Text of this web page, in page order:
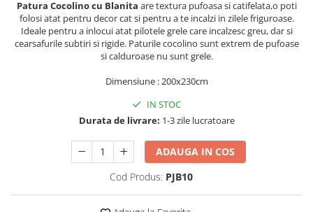
Lenjerii De Pat Jacquard
Lenjerii De Pat Catifea
Lenjerii De Pat Cocolino
Set Lenjerie De Pat Blana
Set Lenjerie Pat Blanita Iepure, 6
Piese, Cu Pilota Inclusa
Lenjerii De Pat Premium Collection
Set Lenjerie De Pat, 7 Piese, Cu
Pilota / Cuvertura Inclusa
Set Lenjerie De Pat Jacquard Regal,
Patura Cocolino cu Blanita are textura pufoasa si catifelata,o poti
folosi atat pentru decor cat si pentru a te incalzi in zilele friguroase.
Ideale pentru a inlocui atat pilotele grele care incalzesc greu, dar si
cearsafurile subtiri si rigide. Paturile cocolino sunt extrem de pufoase
si calduroase nu sunt grele.
Dimensiune : 200x230cm
IN STOC
Durata de livrare: 1-3 zile lucratoare
ADAUGA IN COS
Cod Produs: PJB10